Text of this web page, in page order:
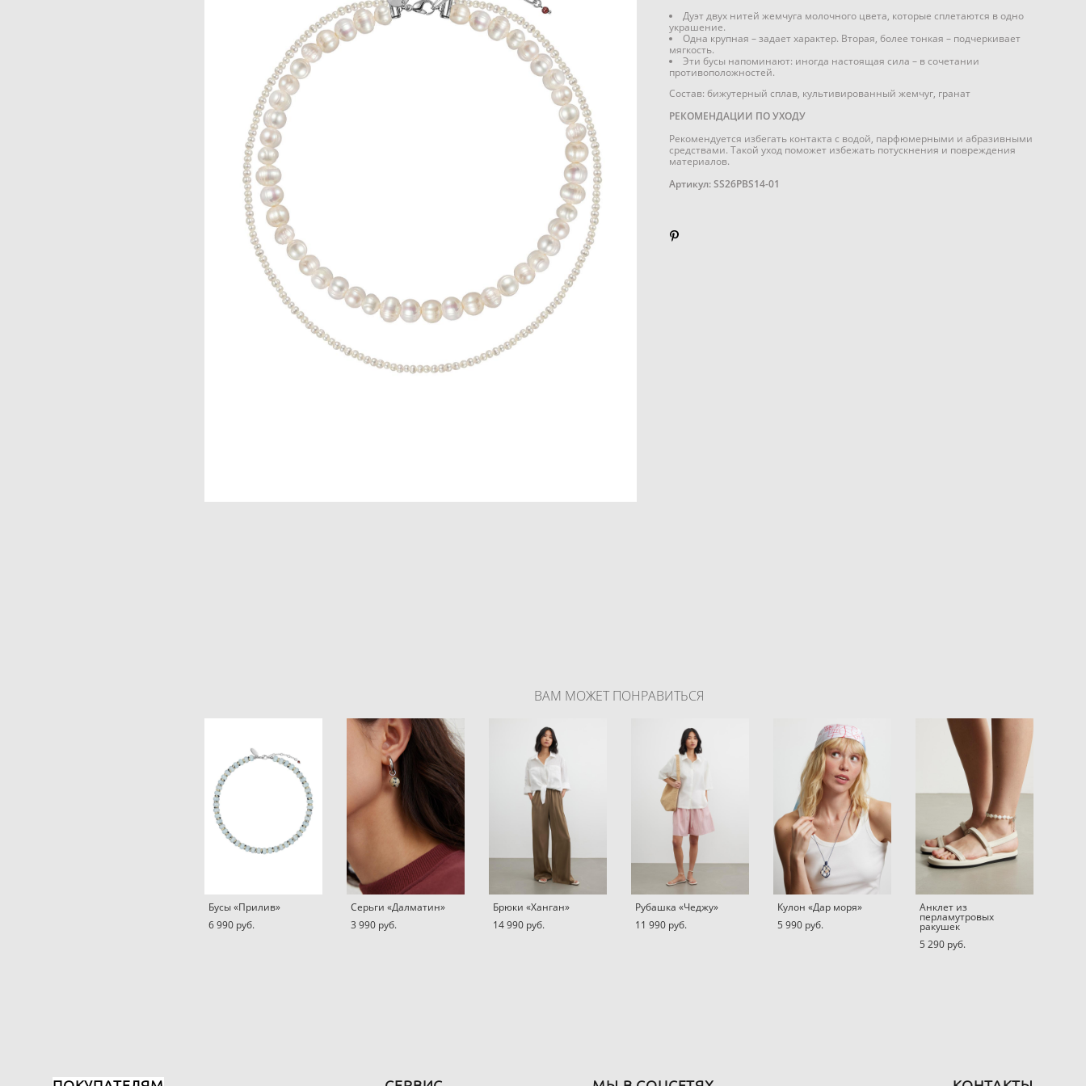
Дуэт двух нитей жемчуга молочного цвета, которые сплетаются в одно
украшение.
Одна крупная – задает характер. Вторая, более тонкая – подчеркивает
мягкость.
Эти бусы напоминают: иногда настоящая сила – в сочетании
противоположностей.
Состав: бижутерный сплав, культивированный жемчуг, гранат
РЕКОМЕНДАЦИИ ПО УХОДУ
Рекомендуется избегать контакта с водой, парфюмерными и абразивными
средствами. Такой уход поможет избежать потускнения и повреждения
материалов.
Артикул: SS26PBS14-01
ВАМ МОЖЕТ ПОНРАВИТЬСЯ
Бусы «Прилив»
6 990 pуб.
Серьги «Далматин»
3 990 pуб.
Брюки «Ханган»
14 990 pуб.
Рубашка «Чеджу»
11 990 pуб.
Кулон «Дар моря»
5 990 pуб.
Анклет из
перламутровых
ракушек
5 290 pуб.